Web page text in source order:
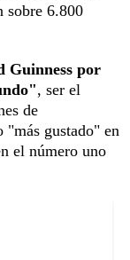
sobre 6.800
Guinness por
, ser el
de
"más gustado" en
el número uno